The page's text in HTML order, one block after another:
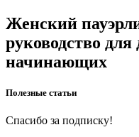
Женский
руководство
начинающих
Полезные статьи
Спасибо за подписку!